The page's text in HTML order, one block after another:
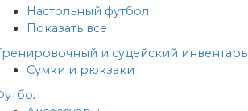
Настольный футбол
Показать все
и судейский инвентарь
Сумки и рюкзаки